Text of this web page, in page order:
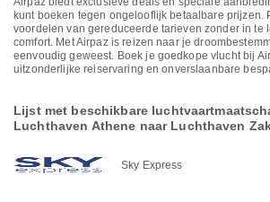
kunt boeken tegen ongelooflijk betaalbare prijzen.
voordelen van gereduceerde tarieven zonder in te
comfort. Met Airpaz is reizen naar je
eenvoudig geweest. Boek je goedkope vlucht bij
uitzonderlijke reiservaring en onverslaanbare
Lijst met beschikbare
Luchthaven Athene naar Luchthaven
Sky Express